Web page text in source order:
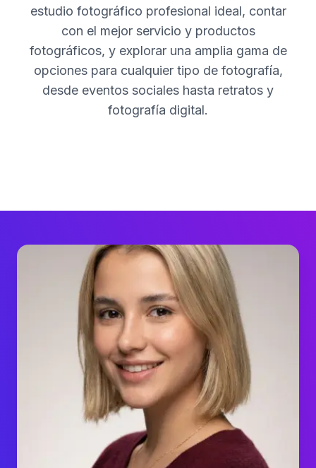
estudio fotográfico profesional ideal, contar
con el mejor servicio y productos
fotográficos, y explorar una amplia gama de
opciones para cualquier tipo de fotografía,
desde eventos sociales hasta retratos y
fotografía digital.